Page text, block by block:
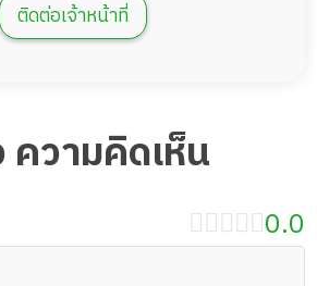
ติดต่อเจ้าหน้าที่
ความคิดเห็น
0.0